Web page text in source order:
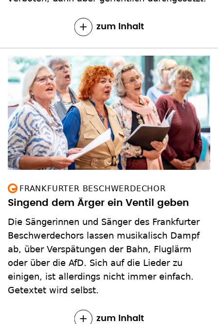
zum Inhalt
FRANKFURTER BESCHWERDECHOR
Singend dem Ärger ein Ventil geben
Die Sängerinnen und Sänger des Frankfurter
Beschwerdechors lassen musikalisch Dampf
ab, über Verspätungen der Bahn, Fluglärm
oder über die AfD. Sich auf die Lieder zu
einigen, ist allerdings nicht immer einfach.
Getextet wird selbst.
zum Inhalt